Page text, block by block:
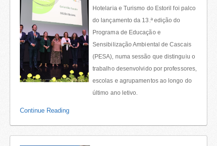
Hotelaria e Turismo do Estoril foi palco
do lançamento da 13.ª edição do
Programa de Educação e
Sensibilização Ambiental de Cascais
(PESA), numa sessão que distinguiu o
trabalho desenvolvido por professores,
escolas e agrupamentos ao longo do
último ano letivo.
Continue Reading